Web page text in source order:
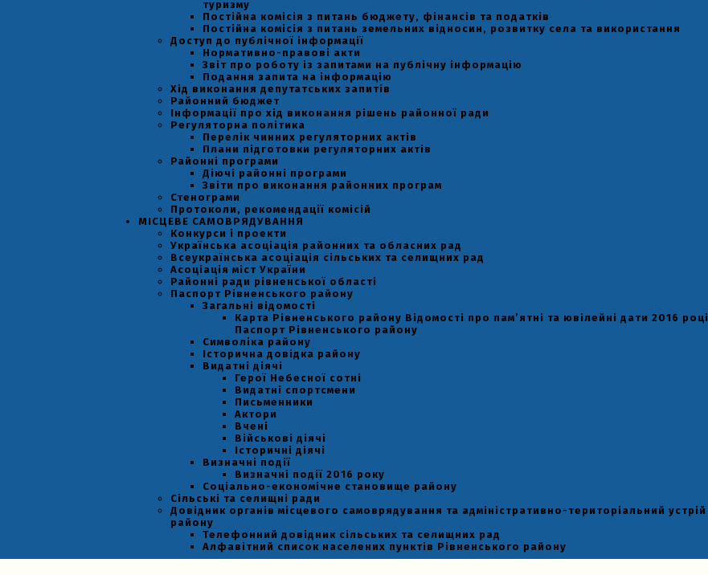
туризму
Постійна комісія з питань бюджету, фінансів та податків
Постійна комісія з питань земельних відносин, розвитку села та використання
Доступ до публічної інформації
Нормативно-правові акти
Звіт про роботу із запитами на публічну інформацію
Подання запита на інформацію
Хід виконання депутатських запитів
Районний бюджет
Інформації про хід виконання рішень районної ради
Регуляторна політика
Перелік чинних регуляторних актів
Плани підготовки регуляторних актів
Районні програми
Діючі районні програми
Звіти про виконання районних програм
Стенограми
Протоколи, рекомендації комісій
МІСЦЕВЕ САМОВРЯДУВАННЯ
Конкурси і проекти
Українська асоціація районних та обласних рад
Всеукраїнська асоціація сільських та селищних рад
Асоціація міст України
Районні ради рівненської області
Паспорт Рівненського району
Загальні відомості
Карта Рівненського району Відомості про пам’ятні та ювілейні дати 2016 році
Паспорт Рівненського району
Символіка району
Історична довідка району
Видатні діячі
Герої Небесної сотні
Видатні спортсмени
Письменники
Актори
Вчені
Військові діячі
Історичні діячі
Визначні події
Визначні події 2016 року
Соціально-економічне становище району
Сільські та селищні ради
Довідник органів місцевого самоврядування та адміністративно-територіальний устрій
району
Телефонний довідник сільських та селищних рад
Алфавітний список населених пунктів Рівненського району